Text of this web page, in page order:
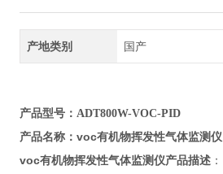
产地类别 国产
产品型号：ADT800W-VOC-PID
产品名称： voc有机物挥发性气体监测仪
voc有机物挥发性气体监测仪产品描述：